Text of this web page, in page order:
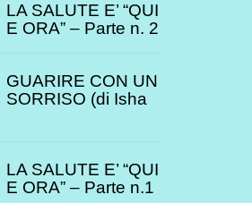
LA SALUTE E’ “QUI
E ORA” – Parte n. 2
GUARIRE CON UN
SORRISO (di Isha
LA SALUTE E’ “QUI
E ORA” – Parte n.1